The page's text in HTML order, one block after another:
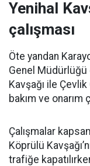
Yenihal
çalışması
Öte yandan
Genel Müdürlüğü
Kavşağı ile
bakım ve onarım
Çalışmalar
Köprülü
trafiğe